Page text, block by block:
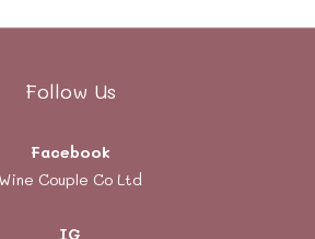
Follow Us
Facebook
Wine Couple Co Ltd
IG